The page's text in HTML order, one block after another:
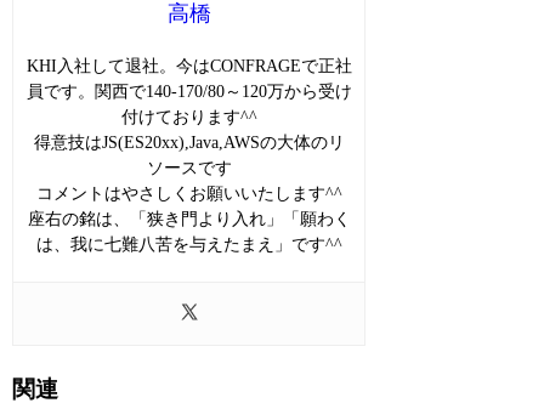
高橋
KHI入社して退社。今はCONFRAGEで正社
員です。関西で140-170/80～120万から受け
付けております^^
得意技はJS(ES20xx),Java,AWSの大体のリ
ソースです
コメントはやさしくお願いいたします^^
座右の銘は、「狭き門より入れ」「願わく
は、我に七難八苦を与えたまえ」です^^
関連